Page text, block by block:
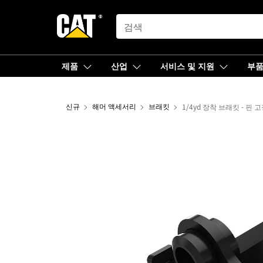
SEARCH
제품 산업 서비스 및 지원 부품
신규 해머 액세서리 브래킷 1/4yd 장착 브래킷 - 핀 고